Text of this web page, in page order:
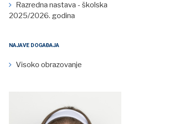
Razredna nastava - školska
2025/2026. godina
NAJAVE DOGAĐAJA
Visoko obrazovanje